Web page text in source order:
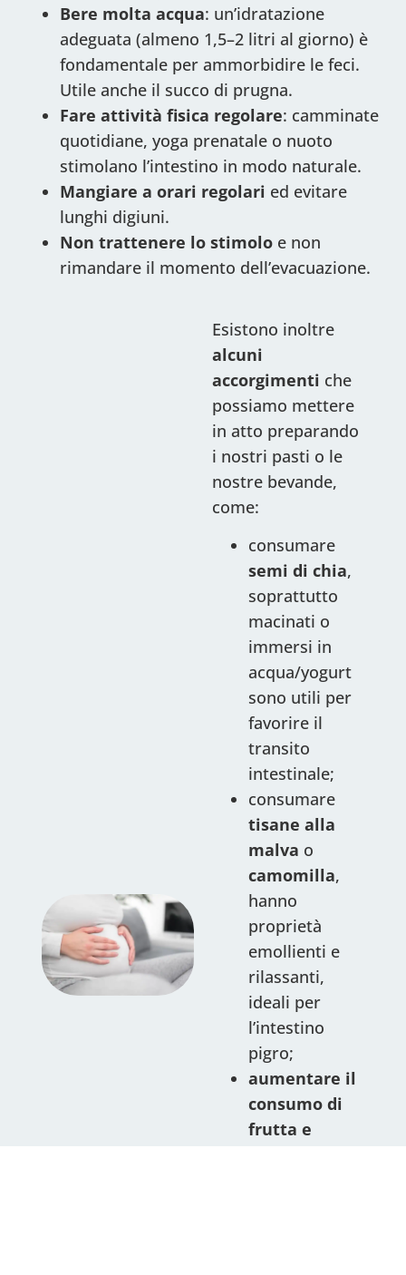
Bere molta acqua: un’idratazione
adeguata (almeno 1,5–2 litri al giorno) è
fondamentale per ammorbidire le feci.
Utile anche il succo di prugna.
Fare attività fisica regolare: camminate
quotidiane, yoga prenatale o nuoto
stimolano l’intestino in modo naturale.
Mangiare a orari regolari ed evitare
lunghi digiuni.
Non trattenere lo stimolo e non
rimandare il momento dell’evacuazione.
Esistono inoltre
alcuni
accorgimenti che
possiamo mettere
in atto preparando
i nostri pasti o le
nostre bevande,
come:
consumare
semi di chia,
soprattutto
macinati o
immersi in
acqua/yogurt
sono utili per
favorire il
transito
intestinale;
consumare
tisane alla
malva o
camomilla,
hanno
proprietà
emollienti e
rilassanti,
ideali per
l’intestino
pigro;
aumentare il
consumo di
frutta e